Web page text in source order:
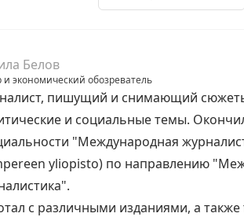
Белов
и экономический обозреватель
пишущий и снимающий
и социальные темы.
"Международная
yliopisto) по направлению
с различными изданиями, а